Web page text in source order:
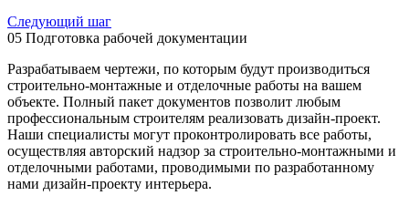
Следующий шаг
05 Подготовка рабочей документации
Разрабатываем чертежи, по которым будут производиться
строительно-монтажные и отделочные работы на вашем
объекте. Полный пакет документов позволит любым
профессиональным строителям реализовать дизайн-проект.
Наши специалисты могут проконтролировать все работы,
осуществляя авторский надзор за строительно-монтажными и
отделочными работами, проводимыми по разработанному
нами дизайн-проекту интерьера.